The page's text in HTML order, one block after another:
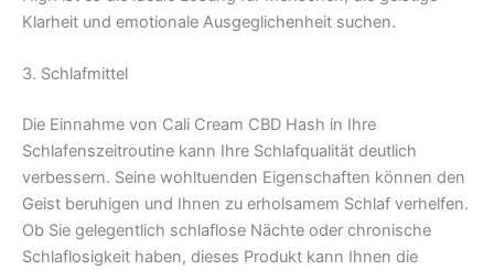
Klarheit und emotionale Ausgeglichenheit suchen.
3. Schlafmittel
Die Einnahme von Cali Cream CBD Hash in Ihre
Schlafenszeitroutine kann Ihre Schlafqualität deutlich
verbessern. Seine wohltuenden Eigenschaften können den
Geist beruhigen und Ihnen zu erholsamem Schlaf verhelfen.
Ob Sie gelegentlich schlaflose Nächte oder chronische
Schlaflosigkeit haben, dieses Produkt kann Ihnen die